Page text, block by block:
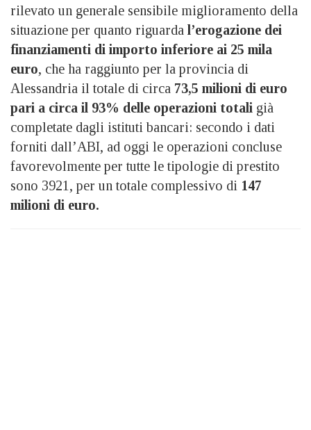
rilevato un generale sensibile miglioramento della
situazione per quanto riguarda l’erogazione dei
finanziamenti di importo inferiore ai 25 mila
euro, che ha raggiunto per la provincia di
Alessandria il totale di circa 73,5 milioni di euro
pari a circa il 93% delle operazioni totali già
completate dagli istituti bancari: secondo i dati
forniti dall’ABI, ad oggi le operazioni concluse
favorevolmente per tutte le tipologie di prestito
sono 3921, per un totale complessivo di 147
milioni di euro.